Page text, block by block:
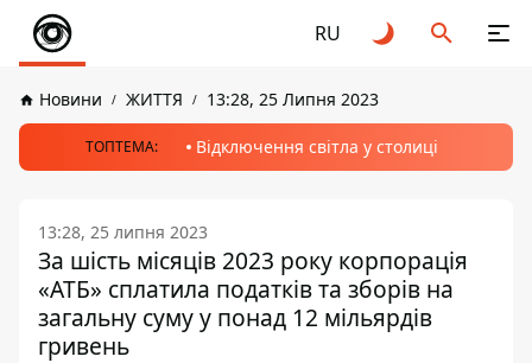
RU
Новини ЖИТТЯ 13:28, 25 Липня 2023
ТОПТЕМА: Відключення світла у столиці
13:28, 25 липня 2023
За шість місяців 2023 року корпорація
«АТБ» сплатила податків та зборів на
загальну суму у понад 12 мільярдів
гривень